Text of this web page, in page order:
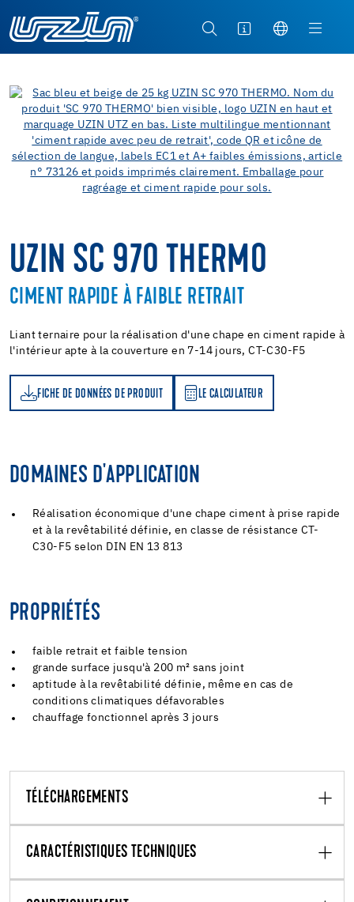
UZIN SC 970 THERMO
CIMENT RAPIDE À FAIBLE RETRAIT
Liant ternaire pour la réalisation d'une chape en ciment rapide à
l'intérieur apte à la couverture en 7-14 jours, CT-C30-F5
FICHE DE DONNÉES DE PRODUIT LE CALCULATEUR
LE CALCULATEUR
DOMAINES D'APPLICATION
Réalisation économique d'une chape ciment à prise rapide
et à la revêtabilité définie, en classe de résistance CT-
C30-F5 selon DIN EN 13 813
PROPRIÉTÉS
faible retrait et faible tension
grande surface jusqu'à 200 m² sans joint
aptitude à la revêtabilité définie, même en cas de
conditions climatiques défavorables
chauffage fonctionnel après 3 jours
TÉLÉCHARGEMENTS
CARACTÉRISTIQUES TECHNIQUES